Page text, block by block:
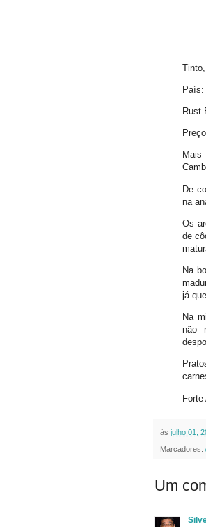
País:
Rust
Mais
De
na
Os
de
Na
já
Na
não
Forte
às julho 01,
Marcadores:
Um